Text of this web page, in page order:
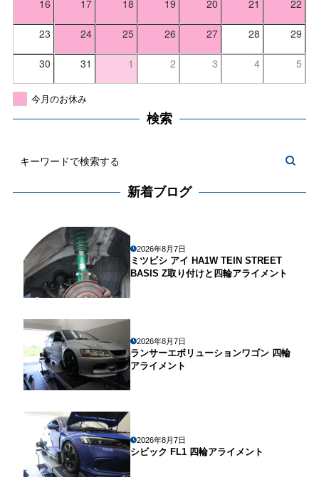
16 17 18 19 20 21 22
23 24 25 26 27 28 29
30 31 1 2 3 4 5
今月のお休み
検索
新着ブログ
2026年8月7日
ミツビシ アイ HA1W TEIN STREET
BASIS Z取り付けと四輪アライメント
2026年8月7日
ランサーエボリューションワゴン 四輪
アライメント
2026年8月7日
シビック FL1 四輪アライメント